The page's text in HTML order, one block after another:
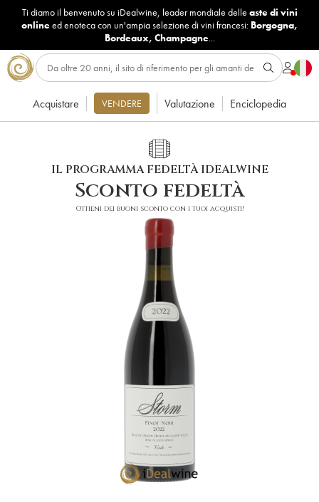
Ti diamo il benvenuto su iDealwine, leader mondiale delle aste di vini
onlineed enoteca con un'ampia selezione di vini francesi: Borgogna,
Bordeaux, Champagne...
Acquistare VENDERE Valutazione Enciclopedia
IL PROGRAMMA FEDELTÀ IDEALWINE
Sconto fedeltà
Ottieni dei buoni sconto con i tuoi acquisti!